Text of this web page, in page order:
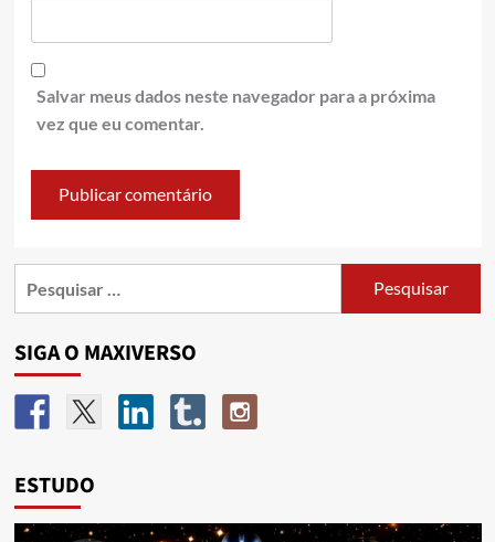
Salvar meus dados neste navegador para a próxima
vez que eu comentar.
SIGA O MAXIVERSO
ESTUDO